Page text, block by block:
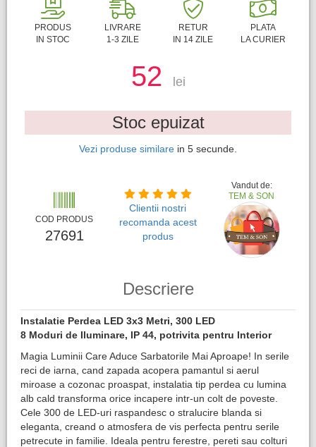
PRODUS
IN STOC
LIVRARE
1-3 ZILE
RETUR
IN 14 ZILE
PLATA
LA CURIER
52 lei
Stoc epuizat
Vezi produse similare in 4 secunde.
COD PRODUS
27691
Clientii nostri
recomanda acest
produs
Vandut de:
TEM & SON
Descriere
Instalatie Perdea LED 3x3 Metri, 300 LED
8 Moduri de Iluminare, IP 44, potrivita pentru Interior
Magia Luminii Care Aduce Sarbatorile Mai Aproape! In serile
reci de iarna, cand zapada acopera pamantul si aerul
miroase a cozonac proaspat, instalatia tip perdea cu lumina
alb cald transforma orice incapere intr-un colt de poveste.
Cele 300 de LED-uri raspandesc o stralucire blanda si
eleganta, creand o atmosfera de vis perfecta pentru serile
petrecute in familie. Ideala pentru ferestre, pereti sau colturi